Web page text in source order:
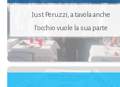
Just Peruzzi, a tavola anche
l’occhio vuole la sua parte